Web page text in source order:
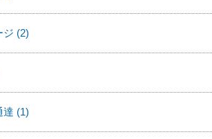
ジ (2)
達 (1)